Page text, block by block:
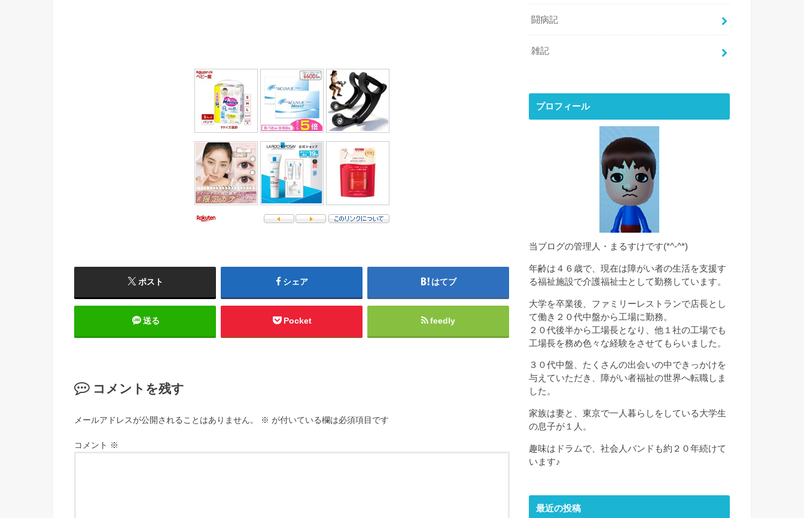
ポスト シェア はてブ
送る Pocket feedly
コメントを残す
メールアドレスが公開されることはありません。 ※ が付いている欄は必須項目です
コメント ※
闘病記
雑記
プロフィール
当ブログの管理人・まるすけです(*^-^*)
年齢は４６歳で、現在は障がい者の生活を支援す
る福祉施設で介護福祉士として勤務しています。
大学を卒業後、ファミリーレストランで店長とし
て働き２０代中盤から工場に勤務。
２０代後半から工場長となり、他１社の工場でも
工場長を務め色々な経験をさせてもらいました。
３０代中盤、たくさんの出会いの中できっかけを
与えていただき、障がい者福祉の世界へ転職しま
した。
家族は妻と、東京で一人暮らしをしている大学生
の息子が１人。
趣味はドラムで、社会人バンドも約２０年続けて
います♪
最近の投稿